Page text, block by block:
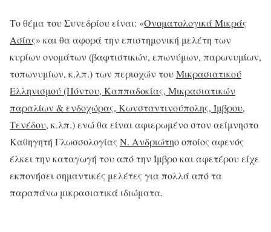
Το θέμα του Συνεδρίου είναι: «Ονοματολογικά Μικράς
Ασίας» και θα αφορά την επιστημονική μελέτη των
κυρίων ονομάτων (βαφτιστικών, επωνύμων, παρωνυμίων,
τοπωνυμίων, κ.λπ.) των περιοχών τουΜικρασιατικού
Ελληνισμού (Πόντου, Καππαδοκίας, Μικρασιατικών
παραλίων & ενδοχώρας, Κωνσταντινούπολης, Ίμβρου,
Τενέδου, κ.λπ.) ενώ θα είναι αφιερωμένο στον αείμνηστο
Καθηγητή Γλωσσολογίας Ν. Ανδριώτηο οποίος αφενός
έλκει την καταγωγή του από την Ίμβρο και αφετέρου είχε
εκπονήσει σημαντικές μελέτες για πολλά από τα
παραπάνω μικρασιατικά ιδιώματα.